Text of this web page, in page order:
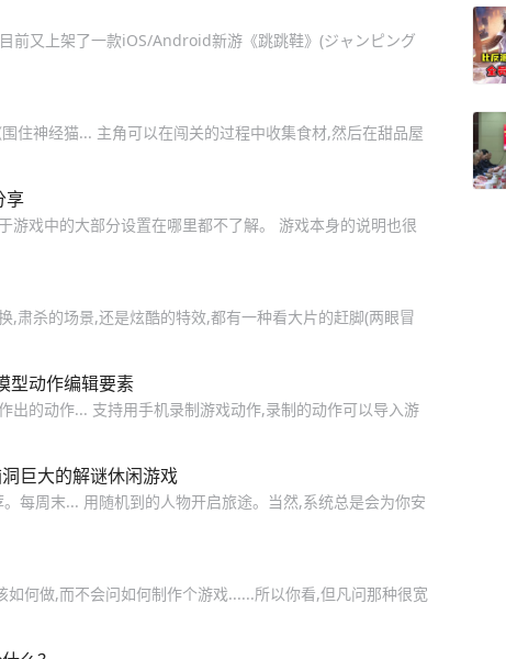
前又上架了一款iOS/Android新游《跳跳鞋》(ジャンピング
住神经猫... 主角可以在闯关的过程中收集食材,然后在甜品屋
享
游戏中的大部分设置在哪里都不了解。 游戏本身的说明也很
,肃杀的场景,还是炫酷的特效,都有一种看大片的赶脚(两眼冒
型动作编辑要素
出的动作... 支持用手机录制游戏动作,录制的动作可以导入游
巨大的解谜休闲游戏
每周末... 用随机到的人物开启旅途。当然,系统总是会为你安
何做,而不会问如何制作个游戏......所以你看,但凡问那种很宽